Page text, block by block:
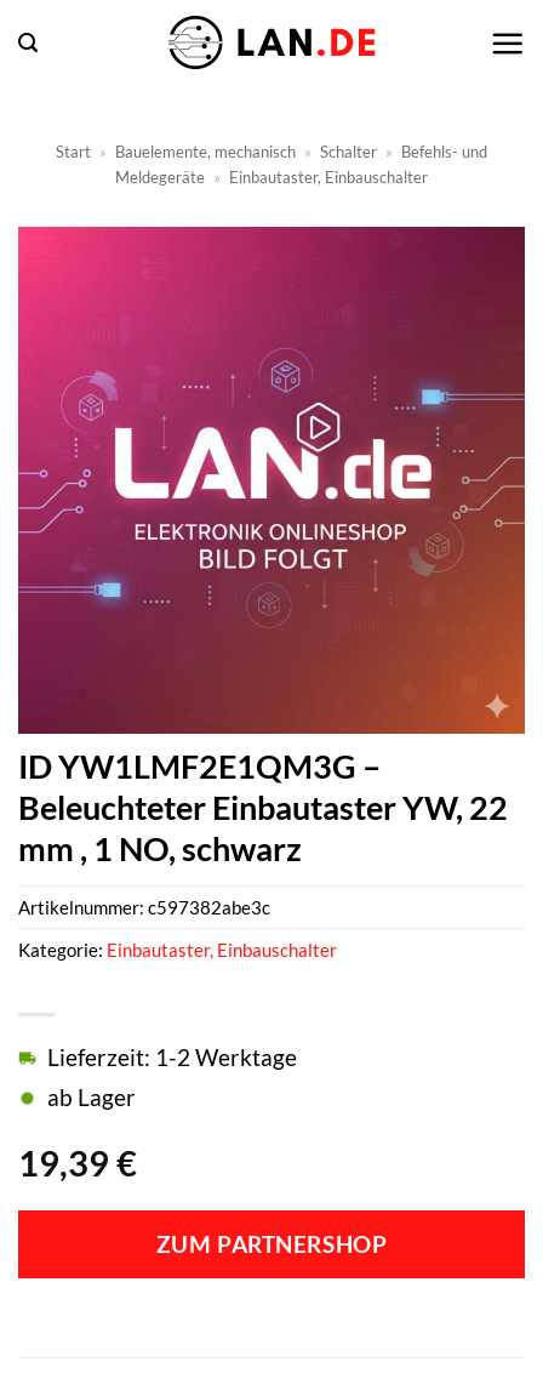
Inhalt
Start » Bauelemente, mechanisch » Schalter » Befehls- und
Meldegeräte » Einbautaster, Einbauschalter
ID YW1LMF2E1QM3G –
Beleuchteter Einbautaster YW, 22
mm , 1 NO, schwarz
19,39 €
Lieferzeit: 1-2 Werktage
ab Lager
ZUM PARTNERSHOP
Artikelnummer: c597382abe3c
Kategorie: Einbautaster, Einbauschalter